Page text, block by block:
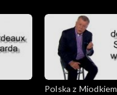
Polska z Miodkiem